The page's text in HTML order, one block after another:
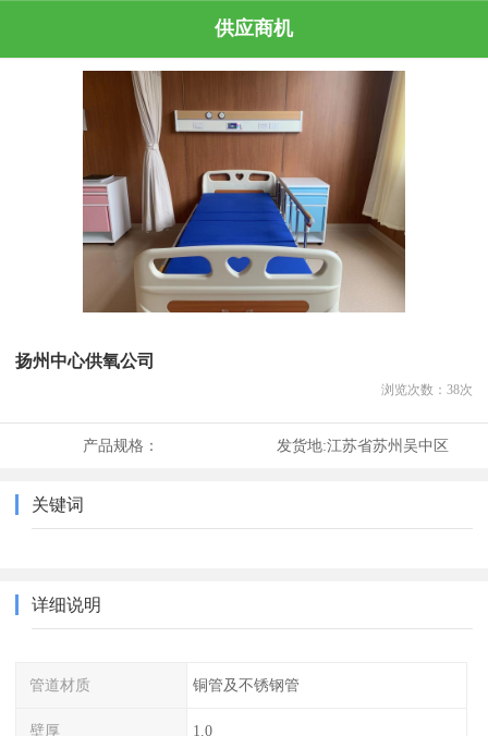
供应商机
扬州中心供氧公司
浏览次数： 38次
产品规格： 发货地:江苏省苏州吴中区
关键词
详细说明
管道材质 铜管及不锈钢管
壁厚 1.0